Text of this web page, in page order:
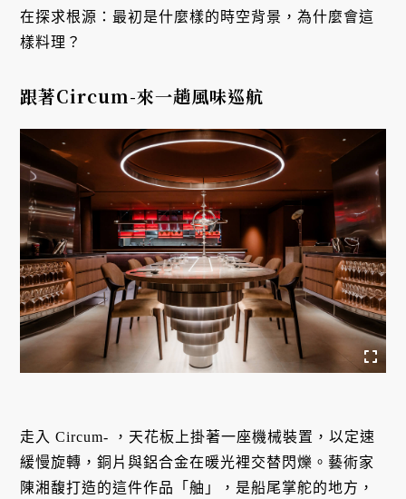
在探求根源：最初是什麼樣的時空背景，為什麼會這
樣料理？
跟著Circum-來一趟風味巡航
走入 Circum- ，天花板上掛著一座機械裝置，以定速
緩慢旋轉，銅片與鋁合金在暖光裡交替閃爍。藝術家
陳湘馥打造的這件作品「舳」，是船尾掌舵的地方，